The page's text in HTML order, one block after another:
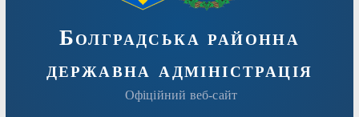
Болградська районна
державна адміністрація
Офіційний веб-сайт